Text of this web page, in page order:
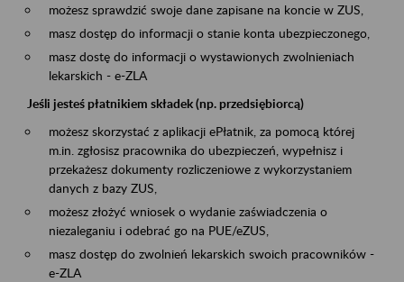
możesz sprawdzić swoje dane zapisane na koncie w ZUS,
masz dostęp do informacji o stanie konta ubezpieczonego,
masz dostę do informacji o wystawionych zwolnieniach
lekarskich - e-ZLA
Jeśli jesteś płatnikiem składek (np. przedsiębiorcą)
możesz skorzystać z aplikacji ePłatnik, za pomocą której
m.in. zgłosisz pracownika do ubezpieczeń, wypełnisz i
przekażesz dokumenty rozliczeniowe z wykorzystaniem
danych z bazy ZUS,
możesz złożyć wniosek o wydanie zaświadczenia o
niezaleganiu i odebrać go na PUE/eZUS,
masz dostęp do zwolnień lekarskich swoich pracowników -
e-ZLA